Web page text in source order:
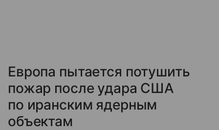
Европа пытается потушить
пожар после удара США
по иранским ядерным
объектам